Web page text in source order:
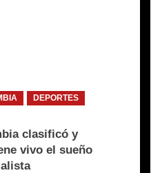
DEPORTES
clasificó y
vivo el sueño